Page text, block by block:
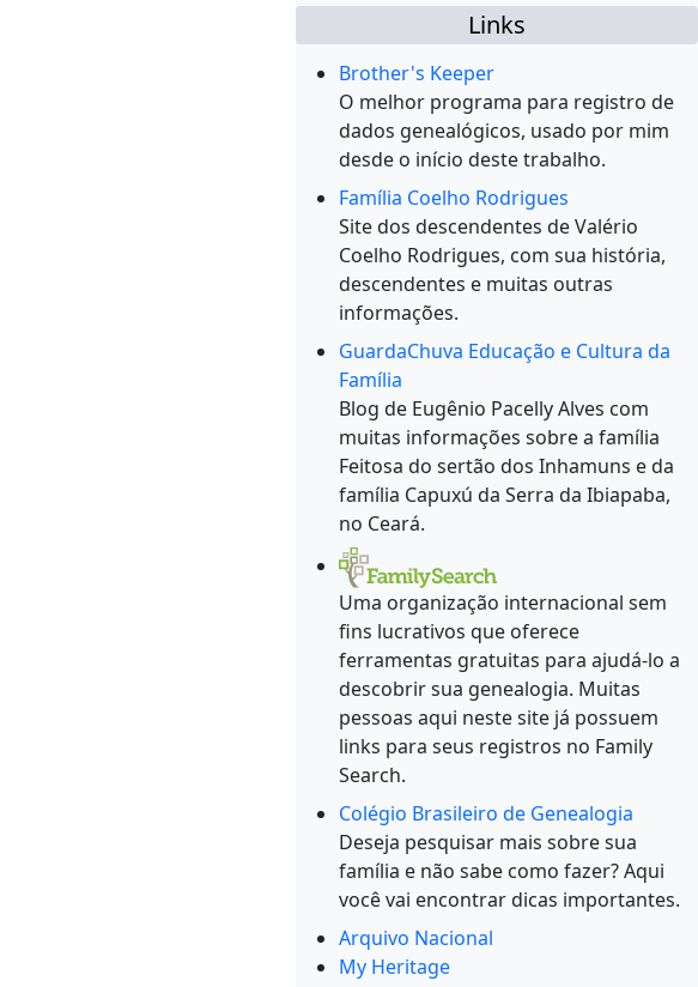
Links
Brother's Keeper
O melhor programa para registro de
dados genealógicos, usado por mim
desde o início deste trabalho.
Família Coelho Rodrigues
Site dos descendentes de Valério
Coelho Rodrigues, com sua história,
descendentes e muitas outras
informações.
GuardaChuva Educação e Cultura da
Família
Blog de Eugênio Pacelly Alves com
muitas informações sobre a família
Feitosa do sertão dos Inhamuns e da
família Capuxú da Serra da Ibiapaba,
no Ceará.
Uma organização internacional sem
fins lucrativos que oferece
ferramentas gratuitas para ajudá-lo a
descobrir sua genealogia. Muitas
pessoas aqui neste site já possuem
links para seus registros no Family
Search.
Colégio Brasileiro de Genealogia
Deseja pesquisar mais sobre sua
família e não sabe como fazer? Aqui
você vai encontrar dicas importantes.
Arquivo Nacional
My Heritage